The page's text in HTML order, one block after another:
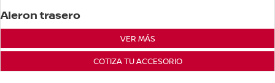
Aleron trasero
VER MÁS
COTIZA TU ACCESORIO